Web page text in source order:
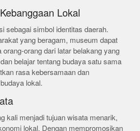
Lokal
sebagai simbol identitas daerah.
yang beragam, museum dapat
orang-orang dari latar belakang yang
belajar tentang budaya satu sama
rasa kebersamaan dan
lokal.
kali menjadi tujuan wisata menarik,
lokal. Dengan mempromosikan